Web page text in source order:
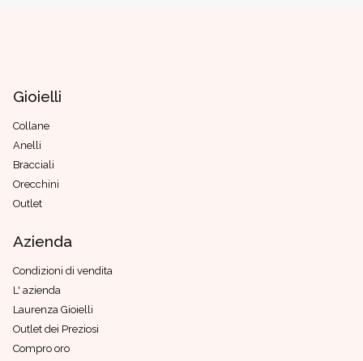
Gioielli
Collane
Anelli
Bracciali
Orecchini
Outlet
Azienda
Condizioni di vendita
L' azienda
Laurenza Gioielli
Outlet dei Preziosi
Compro oro